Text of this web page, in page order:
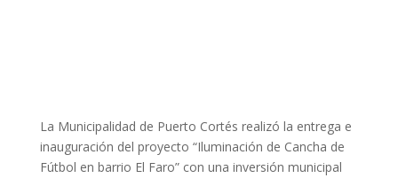
La Municipalidad de Puerto Cortés realizó la entrega e
inauguración del proyecto “Iluminación de Cancha de
Fútbol en barrio El Faro” con una inversión municipal